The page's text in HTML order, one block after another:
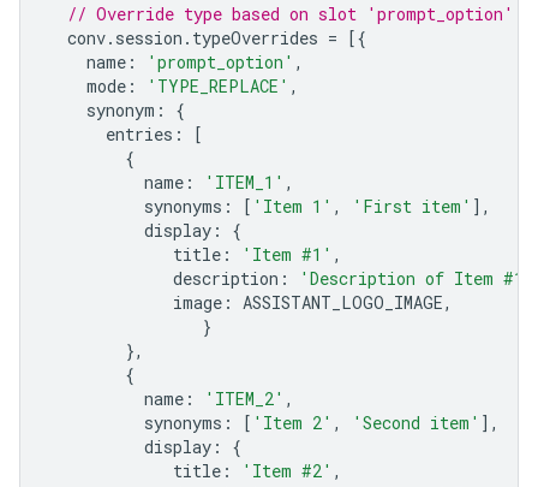
// Override type based on slot 'prompt_option'
conv. session . typeOverrides = [{
name : 'prompt_option' ,
mode : 'TYPE_REPLACE' ,
synonym :
{
entries :
[
{
name : 'ITEM_1' ,
synonyms : [ 'Item 1' , 'First item' ],
display :
{
title : 'Item #1' ,
description : 'Description of Item #1'
image : ASSISTANT_LOGO_IMAGE,
}
},
{
name : 'ITEM_2' ,
synonyms : [ 'Item 2' , 'Second item' ],
display :
{
title : 'Item #2' ,